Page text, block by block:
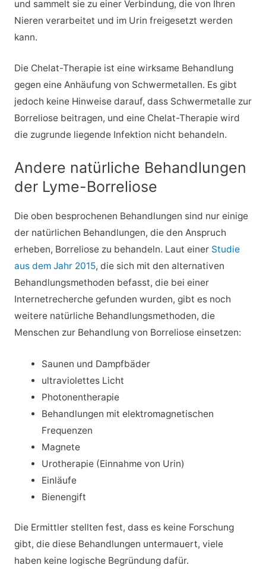
und sammelt sie zu einer Verbindung, die von Ihren
Nieren verarbeitet und im Urin freigesetzt werden
kann.
Die Chelat-Therapie ist eine wirksame Behandlung
gegen eine Anhäufung von Schwermetallen. Es gibt
jedoch keine Hinweise darauf, dass Schwermetalle zur
Borreliose beitragen, und eine Chelat-Therapie wird
die zugrunde liegende Infektion nicht behandeln.
Andere natürliche Behandlungen
der Lyme-Borreliose
Die oben besprochenen Behandlungen sind nur einige
der natürlichen Behandlungen, die den Anspruch
erheben, Borreliose zu behandeln. Laut einer Studie
aus dem Jahr 2015, die sich mit den alternativen
Behandlungsmethoden befasst, die bei einer
Internetrecherche gefunden wurden, gibt es noch
weitere natürliche Behandlungsmethoden, die
Menschen zur Behandlung von Borreliose einsetzen:
Saunen und Dampfbäder
ultraviolettes Licht
Photonentherapie
Behandlungen mit elektromagnetischen
Frequenzen
Magnete
Urotherapie (Einnahme von Urin)
Einläufe
Bienengift
Die Ermittler stellten fest, dass es keine Forschung
gibt, die diese Behandlungen untermauert, viele
haben keine logische Begründung dafür.